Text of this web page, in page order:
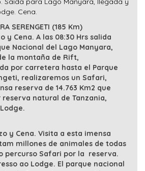
Cena.
SERENGETI (185 Km)
y Cena. A las 08:30 Hrs salida
Nacional del Lago Manyara,
la montaña de Rift,
por carretera hasta el Parque
realizaremos un Safari,
reserva de 14.763 Km2 que
natural de Tanzania,
y Cena. Visita a esta imensa
millones de animales de todas
percurso Safari por la reserva.
ao Lodge. El parque nacional